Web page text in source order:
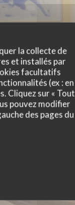
la collecte de
et installés par
facultatifs
(ex : en
Cliquez sur « Tout
pouvez modifier
des pages du